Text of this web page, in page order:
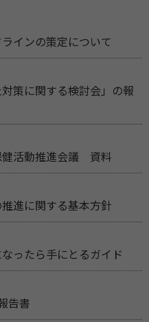
インの策定について
策に関する検討会」の報
健活動推進会議 資料
進に関する基本方針
ったら手にとるガイド
告書